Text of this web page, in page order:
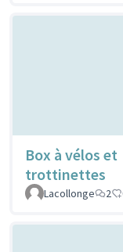
Box à vélos et
trottinettes
Lacollonge
2